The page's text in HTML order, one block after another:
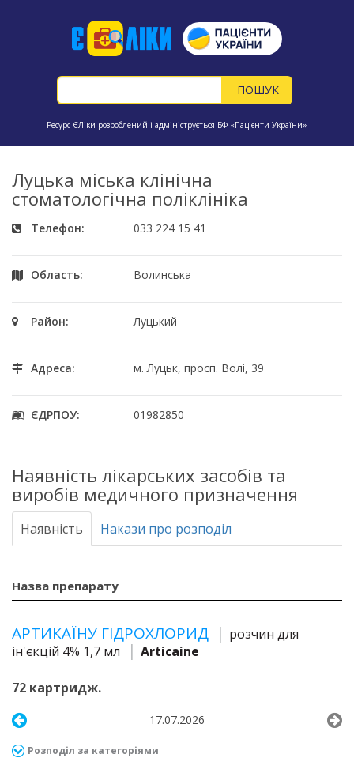
Ресурс ЄЛіки розроблений і адмініструється БФ «Пацієнти України»
Луцька міська клінічна
стоматологічна поліклініка
Телефон: 033 224 15 41
Область: Волинська
Район: Луцький
Адреса: м. Луцьк, просп. Волі, 39
ЄДРПОУ: 01982850
Наявність лікарських засобів та
виробів медичного призначення
Наявність Накази про розподіл
Назва препарату
АРТИКАЇНУ ГІДРОХЛОРИД
розчин для
ін'єкцій 4% 1,7 мл
Articaine
72 картридж.
17.07.2026
Розподіл за категоріями